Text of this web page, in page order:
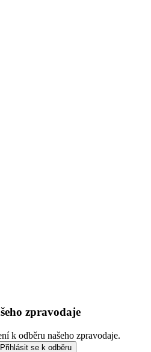
zpravodaje
k odběru našeho zpravodaje.
Přihlásit se k odběru